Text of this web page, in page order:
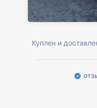
Куплен и